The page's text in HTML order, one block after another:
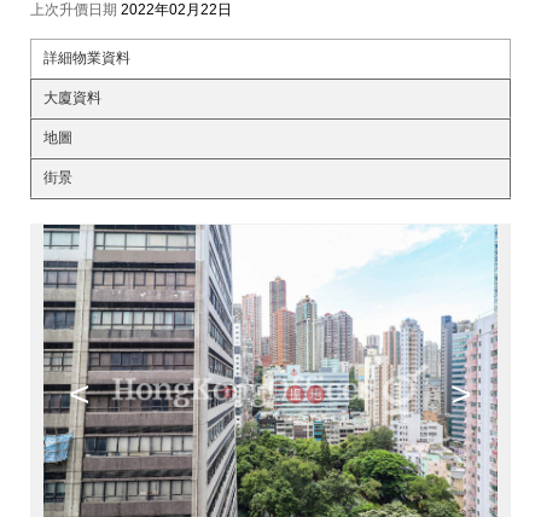
上次升價日期 2022年02月22日
詳細物業資料
大廈資料
地圖
街景
< >